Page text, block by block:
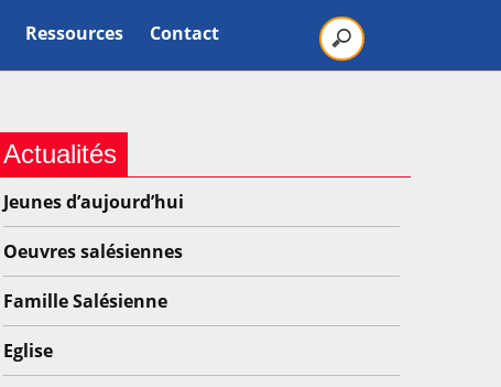
Ressources Contact
Actualités
Jeunes d’aujourd’hui
Oeuvres salésiennes
Famille Salésienne
Eglise